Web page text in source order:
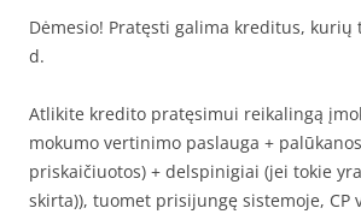
Dėmesio! Pratęsti galima kreditus, kurių
d.
Atlikite kredito pratęsimui reikalingą
mokumo vertinimo paslauga +
priskaičiuotos) + delspinigiai (jei tokie
skirta)), tuomet prisijungę sistemoje, CP